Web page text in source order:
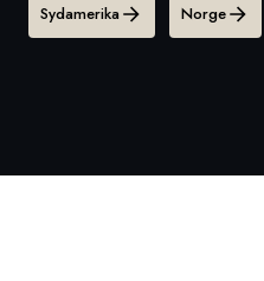
Sydamerika Norge